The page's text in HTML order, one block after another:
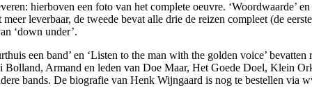
hierboven een foto van het complete oeuvre. ‘Woordwaarde’
leverbaar, de tweede bevat alle drie de reizen compleet (de
‘down under’.
een band’ en ‘Listen to the man with the golden voice’
Armand en leden van Doe Maar, Het Goede Doel, Klein
bands. De biografie van Henk Wijngaard is nog te bestellen via